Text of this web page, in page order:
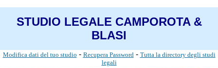
STUDIO LEGALE CAMPOROTA &
BLASI
Modifica dati del tuo studio - Recupera Password - Tutta la directory degli studi
legali